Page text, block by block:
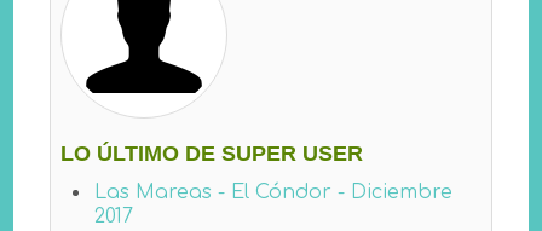
LO ÚLTIMO DE SUPER USER
Las Mareas - El Cóndor - Diciembre
2017